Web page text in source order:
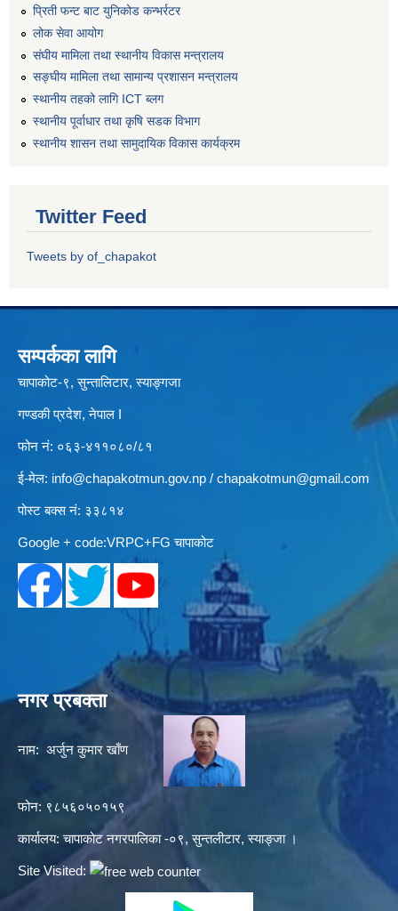
प्रिती फन्ट बाट युनिकोड कन्भर्रटर
लोक सेवा आयोग
संघीय मामिला तथा स्थानीय विकास मन्त्रालय
सङ्घीय मामिला तथा सामान्य प्रशासन मन्त्रालय
स्थानीय तहको लागि ICT ब्लग
स्थानीय पूर्वाधार तथा कृषि सडक विभाग
स्थानीय शासन तथा सामुदायिक विकास कार्यक्रम
Twitter Feed
Tweets by of_chapakot
सम्पर्कका लागि
चापाकोट-९, सुन्तालिटार, स्याङ्गजा
गण्डकी प्रदेश, नेपाल I
फोन नं: ०६३-४११०८०/८१
ई-मेल: info@chapakotmun.gov.np / chapakotmun@gmail.com
पोस्ट बक्स नं: ३३८१४
Google + code:VRPC+FG चापाकोट
नगर प्रबक्ता
नाम: अर्जुन कुमार खाँण
फोन: ९८५६०५०१५९
कार्यालय: चापाकोट नगरपालिका -०९, सुन्तलीटार, स्याङ्जा ।
Site Visited: